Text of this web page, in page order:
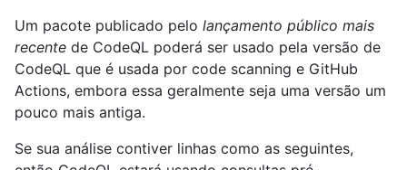
Um pacote publicado pelo lançamento público mais
recente de CodeQL poderá ser usado pela versão de
CodeQL que é usada por code scanning e GitHub
Actions, embora essa geralmente seja uma versão um
pouco mais antiga.
Se sua análise contiver linhas como as seguintes,